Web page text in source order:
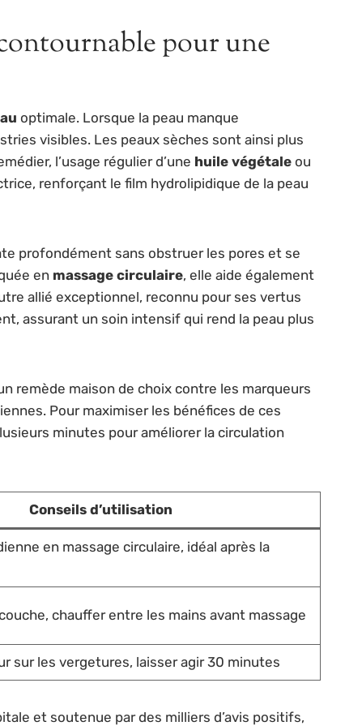
pour une
optimale. Lorsque la peau manque
visibles. Les peaux sèches sont ainsi plus
l’usage régulier d’une huile végétale ou
renforçant le film hydrolipidique de la peau
profondément sans obstruer les pores et se
en massage circulaire, elle aide également
allié exceptionnel, reconnu pour ses vertus
assurant un soin intensif qui rend la peau plus
remède maison de choix contre les marqueurs
Pour maximiser les bénéfices de ces
minutes pour améliorer la circulation
Conseils d’utilisation
en massage circulaire, idéal après la
chauffer entre les mains avant massage
sur les vergetures, laisser agir 30 minutes
et soutenue par des milliers d’avis positifs,